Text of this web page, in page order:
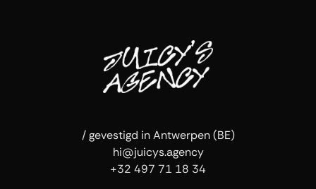
/ gevestigd in Antwerpen (BE)
hi@juicys.agency
+32 497 71 18 34